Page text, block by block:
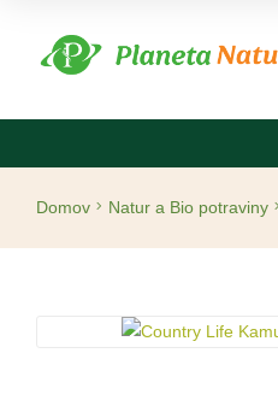
Domov Natur a Bio potraviny